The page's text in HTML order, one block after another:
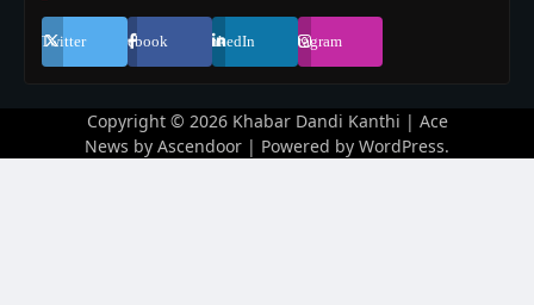
Twitter Facebook LinkedIn Instagram
Copyright © 2026 Khabar Dandi Kanthi | Ace
News by Ascendoor | Powered by WordPress.